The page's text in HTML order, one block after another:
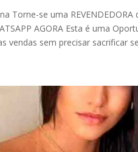
Torne-se uma REVENDEDORA
AGORA Esta é uma
vendas sem precisar sacrificar